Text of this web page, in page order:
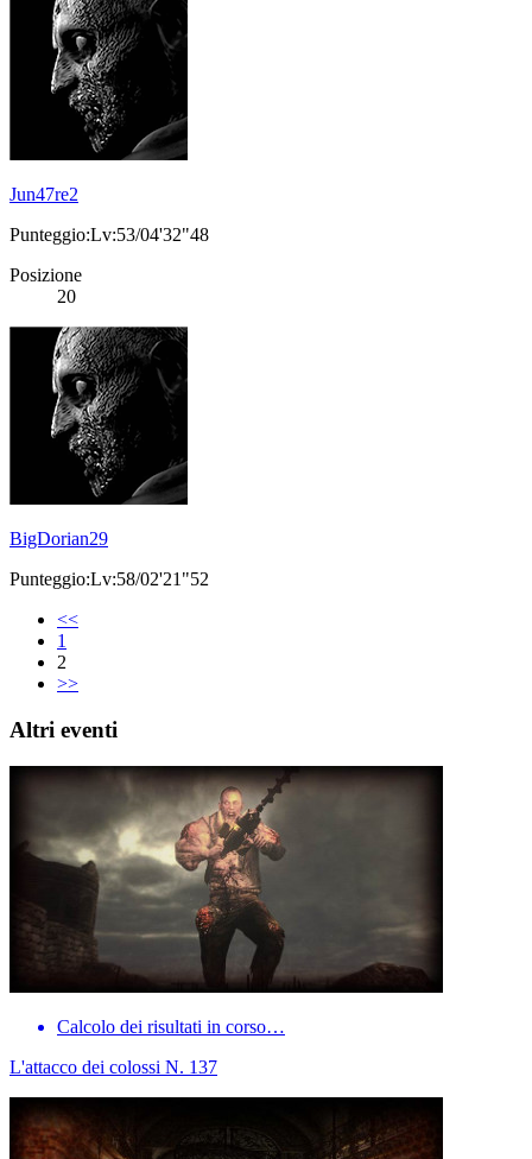
Jun47re2
Punteggio:Lv:53/04'32"48
Posizione
20
BigDorian29
Punteggio:Lv:58/02'21"52
<<
1
2
>>
Altri eventi
Calcolo dei risultati in corso…
L'attacco dei colossi N. 137